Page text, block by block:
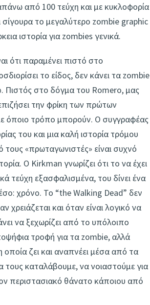
από 100 τεύχη και με κυκλοφορία
σίγουρα το μεγαλύτερο zombie graphic
ιστορία για zombies γενικά.
ότι παραμένει πιστό στο
το είδος, δεν κάνει τα zombie
Πιστός στο δόγμα του Romero, μας
την φρίκη των πρώτων
όποιο τρόπο μπορούν. Ο συγγραφέας
του και μια καλή ιστορία τρόμου
τους «πρωταγωνιστές» είναι συχνό
Ο Kirkman γνωρίζει ότι το να έχει
τεύχη εξασφαλισμένα, του δίνει ένα
χρόνο. Το “the Walking Dead” δεν
και όταν είναι λογικό να
να ξεχωρίζει από το υπόλοιπο
τροφή για τα zombie, αλλά
ζει και αναπνέει μέσα από τα
τους καταλάβουμε, να νοιαστούμε για
περιστασιακό θάνατο κάποιου από